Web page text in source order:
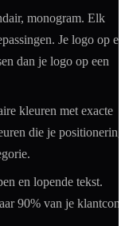
monogram. Elk
Je logo op
dan je logo op een
kleuren met exacte
die je positionering
en lopende tekst.
90% van je